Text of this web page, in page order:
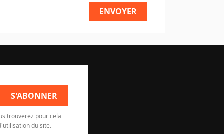
trouverez pour cela
du site.